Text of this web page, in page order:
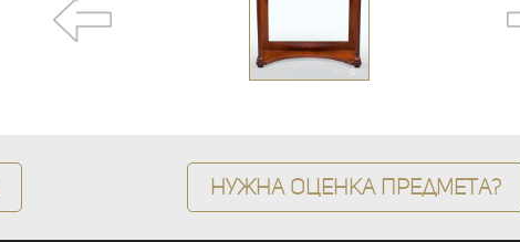
Нужна оценка предмета?